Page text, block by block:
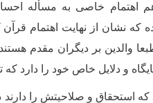
اهتمام خاصی به مسأله
که نشان از نهایت اهتمام قرآن
والدین بر دیگران مقدم
و دلایل خاص خود را دارد
و صلاحیتش را